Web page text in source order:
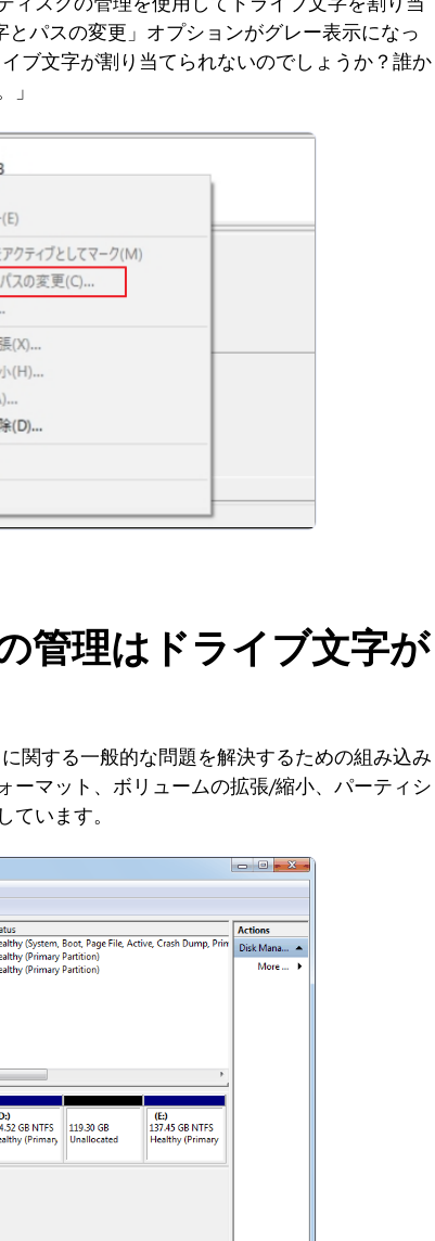
パスの変更」オプションがグレー表示になっ
ブ文字が割り当てられないのでしょうか？誰か
」
管理はドライブ文字が
関する一般的な問題を解決するための組み込み
ーマット、ボリュームの拡張/縮小、パーティシ
います。